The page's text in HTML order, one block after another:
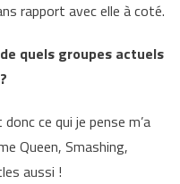
rapport avec elle à coté.
quels groupes actuels
ce qui je pense m’a
Queen, Smashing,
aussi !